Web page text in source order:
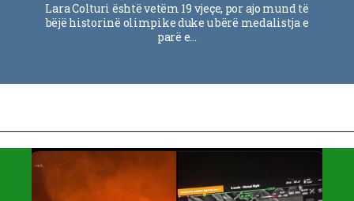
Lara Colturi është vetëm 19 vjeçe, por ajo mund të
bëjë historinë olimpike duke u bërë medalistja e
parë e…